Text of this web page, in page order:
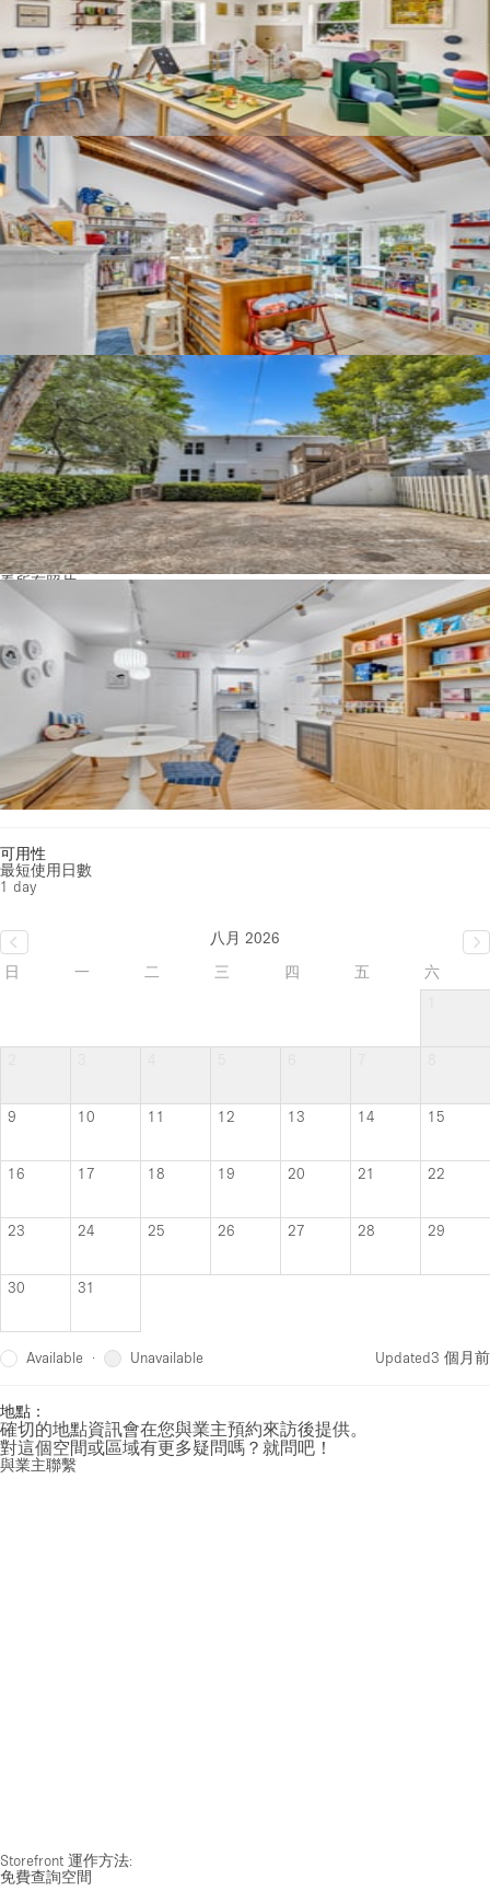
看所有照片
可用性
最短使用日數
1 day
八月 2026
日
一 二 三 四 五
六
9 10 11 12 13 14 15
16 17 18 19 20 21 22
23 24 25 26 27 28 29
30 31
Available · Unavailable Updated3 個月前
地點：
確切的地點資訊會在您與業主預約來訪後提供。
對這個空間或區域有更多疑問嗎？就問吧！
與業主聯繫
Storefront 運作方法:
免費查詢空間